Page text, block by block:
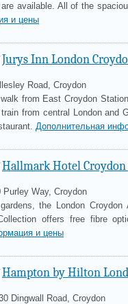
available. All of the
и цены
Jurys Inn London
Road, Croydon
from East Croydon
from central London and
Дополнительная
Hallmark Hotel
Purley Way, Croydon
the London Croydon
offers free fibre
и цены
Hampton by Hilton
Dingwall Road, Croydon